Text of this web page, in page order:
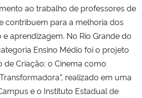
Regional
ao trabalho de professores de
contribuem para a melhoria dos
aprendizagem. No Rio Grande do
Ensino Médio foi o projeto
de Criação: o Cinema como
realizado em uma
e o Instituto Estadual de